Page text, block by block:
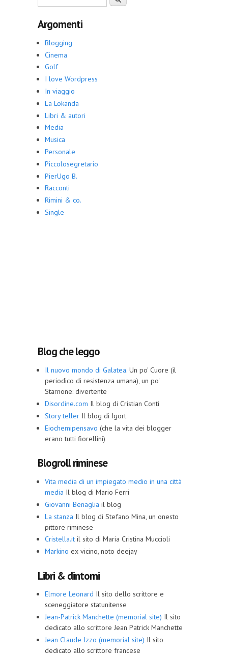
Argomenti
Blogging
Cinema
Golf
I love Wordpress
In viaggio
La Lokanda
Libri & autori
Media
Musica
Personale
Piccolosegretario
PierUgo B.
Racconti
Rimini & co.
Single
Blog che leggo
Il nuovo mondo di Galatea. Un po' Cuore (il
periodico di resistenza umana), un po'
Starnone: divertente
Disordine.com Il blog di Cristian Conti
Story teller Il blog di Igort
Eiochemipensavo (che la vita dei blogger
erano tutti fiorellini)
Blogroll riminese
Vita media di un impiegato medio in una città
media Il blog di Mario Ferri
Giovanni Benaglia il blog
La stanza Il blog di Stefano Mina, un onesto
pittore riminese
Cristella.it il sito di Maria Cristina Muccioli
Markino ex vicino, noto deejay
Libri & dintorni
Elmore Leonard Il sito dello scrittore e
sceneggiatore statunitense
Jean-Patrick Manchette (memorial site) Il sito
dedicato allo scrittore Jean Patrick Manchette
Jean Claude Izzo (memorial site) Il sito
dedicato allo scrittore francese